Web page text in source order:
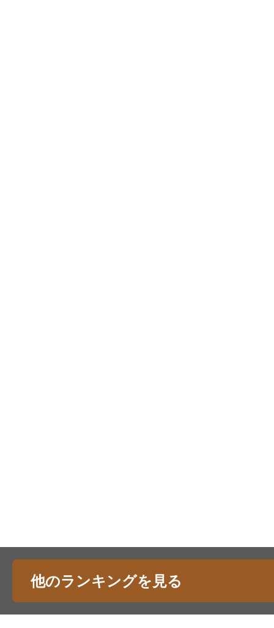
他のランキングを見る